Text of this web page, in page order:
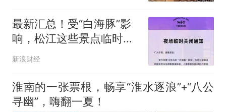
最新汇总！受“白海豚”影
响，松江这些景点临时闭
园→
新浪财经
淮南的一张票根，畅享“淮水逐浪”+“八公
寻幽”，嗨翻一夏！